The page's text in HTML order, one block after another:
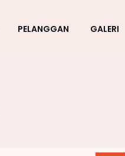
PELANGGAN GALERI